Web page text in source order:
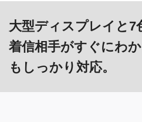
大型ディスプレイと7
着信相手がすぐにわ
もしっかり対応。